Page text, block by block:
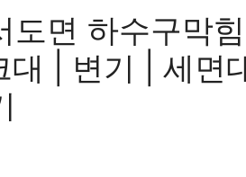
도면 하수구막
대 | 변기 | 세면